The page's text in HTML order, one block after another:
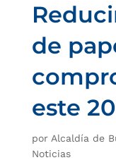
de
este
por Alcaldía de
Noticias